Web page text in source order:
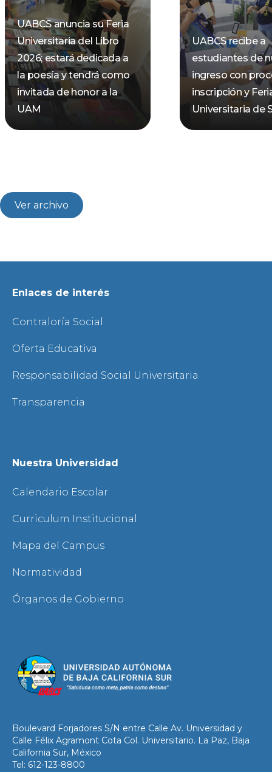
UABCS anuncia su Feria
Universitaria del Libro
2026; estará dedicada a
la poesía y tendrá como
invitada de honor a la
UAM
UABCS recibe a
estudiantes de
ingreso con
inscripción y
Universitaria de
Ver archivo
Enlaces de interés
Contraloría Social
Oferta Educativa
Responsabilidad Social Universitaria
Transparencia
Nuestra Universidad
Calendario Escolar
Curriculum Institucional
Mapa del Campus
Normatividad
Órganos de Gobierno
Boulevard Forjadores S/N entre Calle Av. Universidad y
Calle Félix Agramont Cota Col. Universitario. La Paz, Baja
California Sur, México
Tel: 612-123-8800